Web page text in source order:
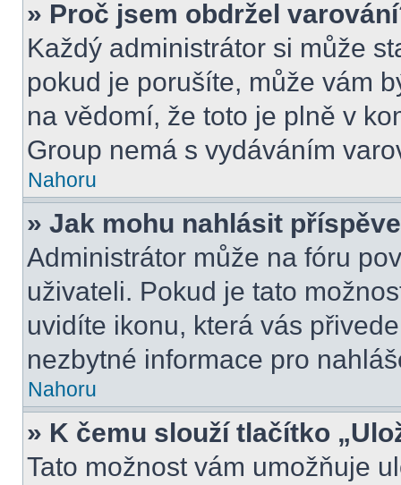
» Proč jsem obdržel
Každý administrátor si může
pokud je porušíte, může vám
na vědomí, že toto je plně v
Group nemá s vydáváním
Nahoru
» Jak mohu nahlásit
Administrátor může na fóru
uživateli. Pokud je tato
uvidíte ikonu, která vás
nezbytné informace pro
Nahoru
» K čemu slouží tlačítko
Tato možnost vám umožňuje